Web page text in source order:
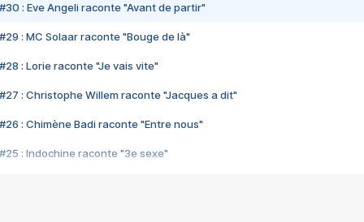
#30 : Eve Angeli raconte "Avant de partir"
#29 : MC Solaar raconte "Bouge de là"
#28 : Lorie raconte "Je vais vite"
#27 : Christophe Willem raconte "Jacques a dit"
#26 : Chimène Badi raconte "Entre nous"
#25 : Indochine raconte "3e sexe"